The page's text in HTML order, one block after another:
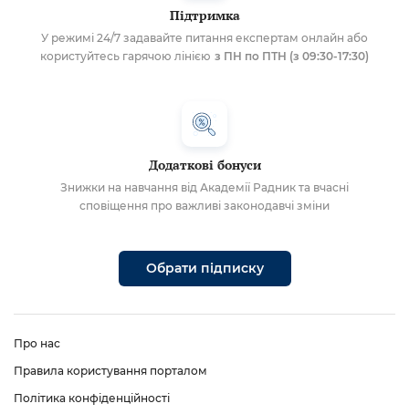
Підтримка
У режимі 24/7 задавайте питання експертам онлайн або
користуйтесь гарячою лінією з ПН по ПТН (з 09:30-17:30)
Додаткові бонуси
Знижки на навчання від Академії Радник та вчасні
сповіщення про важливі законодавчі зміни
Обрати підписку
Про нас
Правила користування порталом
Політика конфіденційності